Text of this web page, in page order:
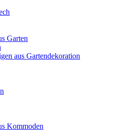
Garten
aus Gartendekoration
Kommoden